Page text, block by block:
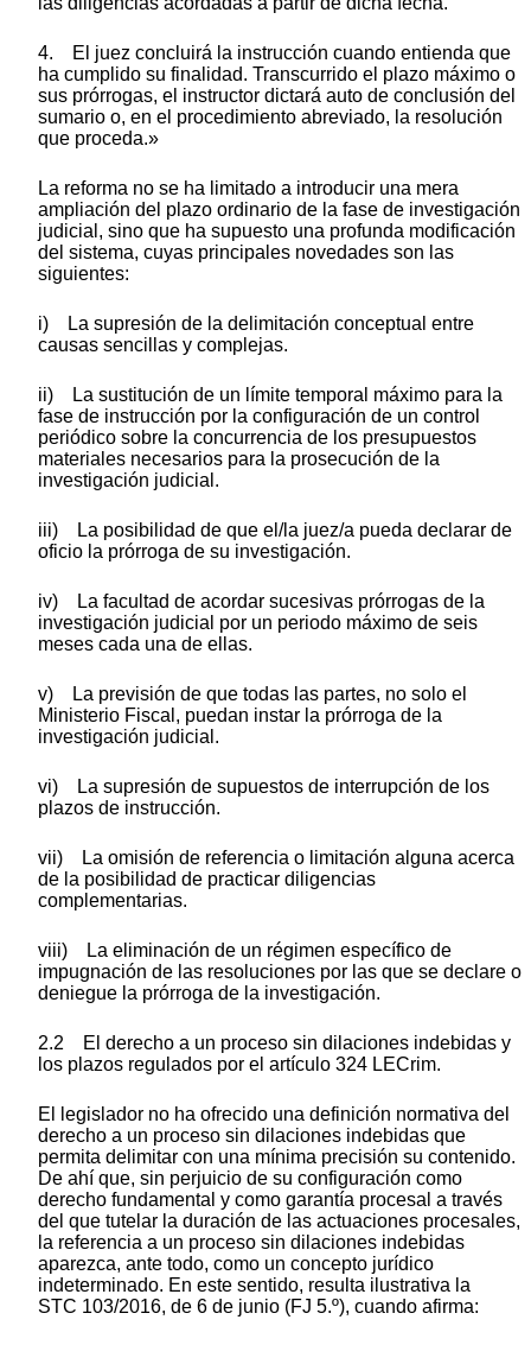
4. El juez concluirá la instrucción cuando entienda que
ha cumplido su finalidad. Transcurrido el plazo máximo o
sus prórrogas, el instructor dictará auto de conclusión del
sumario o, en el procedimiento abreviado, la resolución
que proceda.»
La reforma no se ha limitado a introducir una mera
ampliación del plazo ordinario de la fase de investigación
judicial, sino que ha supuesto una profunda modificación
del sistema, cuyas principales novedades son las
siguientes:
i) La supresión de la delimitación conceptual entre
causas sencillas y complejas.
ii) La sustitución de un límite temporal máximo para la
fase de instrucción por la configuración de un control
periódico sobre la concurrencia de los presupuestos
materiales necesarios para la prosecución de la
investigación judicial.
iii) La posibilidad de que el/la juez/a pueda declarar de
oficio la prórroga de su investigación.
iv) La facultad de acordar sucesivas prórrogas de la
investigación judicial por un periodo máximo de seis
meses cada una de ellas.
v) La previsión de que todas las partes, no solo el
Ministerio Fiscal, puedan instar la prórroga de la
investigación judicial.
vi) La supresión de supuestos de interrupción de los
plazos de instrucción.
vii) La omisión de referencia o limitación alguna acerca
de la posibilidad de practicar diligencias
complementarias.
viii) La eliminación de un régimen específico de
impugnación de las resoluciones por las que se declare o
deniegue la prórroga de la investigación.
2.2 El derecho a un proceso sin dilaciones indebidas y
los plazos regulados por el artículo 324 LECrim.
El legislador no ha ofrecido una definición normativa del
derecho a un proceso sin dilaciones indebidas que
permita delimitar con una mínima precisión su contenido.
De ahí que, sin perjuicio de su configuración como
derecho fundamental y como garantía procesal a través
del que tutelar la duración de las actuaciones procesales,
la referencia a un proceso sin dilaciones indebidas
aparezca, ante todo, como un concepto jurídico
indeterminado. En este sentido, resulta ilustrativa la
STC 103/2016, de 6 de junio (FJ 5.º), cuando afirma: